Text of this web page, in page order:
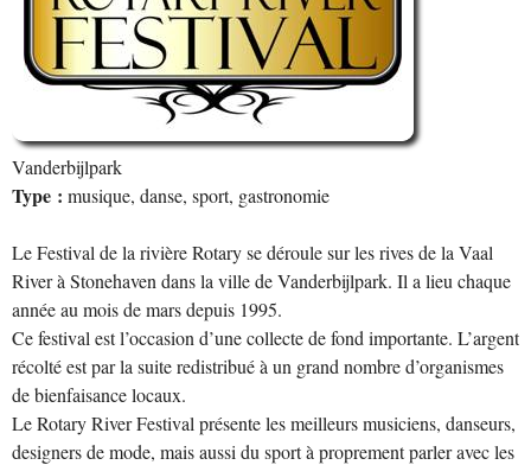
Vanderbijlpark
Type : musique, danse, sport, gastronomie
Le Festival de la rivière Rotary se déroule sur les rives de la Vaal
River à Stonehaven dans la ville de Vanderbijlpark. Il a lieu chaque
année au mois de mars depuis 1995.
Ce festival est l’occasion d’une collecte de fond importante. L’argent
récolté est par la suite redistribué à un grand nombre d’organismes
de bienfaisance locaux.
Le Rotary River Festival présente les meilleurs musiciens, danseurs,
designers de mode, mais aussi du sport à proprement parler avec les